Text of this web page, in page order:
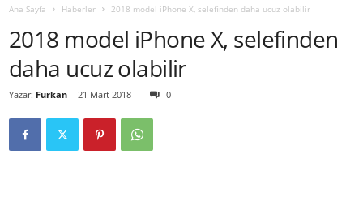
Ana Sayfa Haberler 2018 model iPhone X, selefinden daha ucuz olabilir
2018 model iPhone X, selefinden
daha ucuz olabilir
Yazar: Furkan - 21 Mart 2018 0